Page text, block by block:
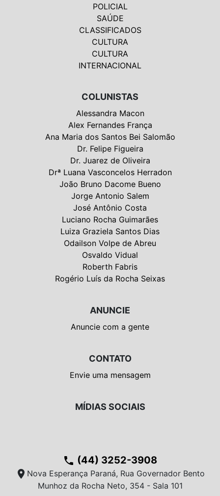
POLICIAL
SAÚDE
CLASSIFICADOS
CULTURA
CULTURA
INTERNACIONAL
COLUNISTAS
Alessandra Macon
Alex Fernandes França
Ana Maria dos Santos Bei Salomão
Dr. Felipe Figueira
Dr. Juarez de Oliveira
Drª Luana Vasconcelos Herradon
João Bruno Dacome Bueno
Jorge Antonio Salem
José Antônio Costa
Luciano Rocha Guimarães
Luiza Graziela Santos Dias
Odailson Volpe de Abreu
Osvaldo Vidual
Roberth Fabris
Rogério Luís da Rocha Seixas
ANUNCIE
Anuncie com a gente
CONTATO
Envie uma mensagem
MÍDIAS SOCIAIS
phone (44) 3252-3908
location_on Nova Esperança Paraná, Rua Governador Bento
Munhoz da Rocha Neto, 354 - Sala 101